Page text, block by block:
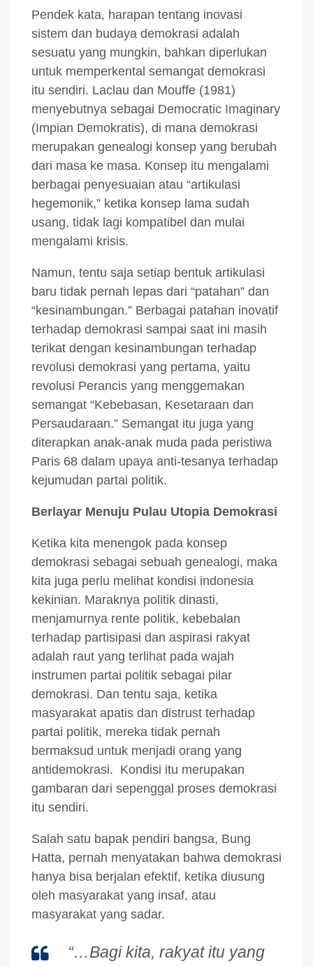
Pendek kata, harapan tentang inovasi
sistem dan budaya demokrasi adalah
sesuatu yang mungkin, bahkan diperlukan
untuk memperkental semangat demokrasi
itu sendiri. Laclau dan Mouffe (1981)
menyebutnya sebagai Democratic Imaginary
(Impian Demokratis), di mana demokrasi
merupakan genealogi konsep yang berubah
dari masa ke masa. Konsep itu mengalami
berbagai penyesuaian atau “artikulasi
hegemonik,” ketika konsep lama sudah
usang, tidak lagi kompatibel dan mulai
mengalami krisis.
Namun, tentu saja setiap bentuk artikulasi
baru tidak pernah lepas dari “patahan” dan
“kesinambungan.” Berbagai patahan inovatif
terhadap demokrasi sampai saat ini masih
terikat dengan kesinambungan terhadap
revolusi demokrasi yang pertama, yaitu
revolusi Perancis yang menggemakan
semangat “Kebebasan, Kesetaraan dan
Persaudaraan.” Semangat itu juga yang
diterapkan anak-anak muda pada peristiwa
Paris 68 dalam upaya anti-tesanya terhadap
kejumudan partai politik.
Berlayar Menuju Pulau Utopia Demokrasi
Ketika kita menengok pada konsep
demokrasi sebagai sebuah genealogi, maka
kita juga perlu melihat kondisi indonesia
kekinian. Maraknya politik dinasti,
menjamurnya rente politik, kebebalan
terhadap partisipasi dan aspirasi rakyat
adalah raut yang terlihat pada wajah
instrumen partai politik sebagai pilar
demokrasi. Dan tentu saja, ketika
masyarakat apatis dan distrust terhadap
partai politik, mereka tidak pernah
bermaksud untuk menjadi orang yang
antidemokrasi. Kondisi itu merupakan
gambaran dari sepenggal proses demokrasi
itu sendiri.
Salah satu bapak pendiri bangsa, Bung
Hatta, pernah menyatakan bahwa demokrasi
hanya bisa berjalan efektif, ketika diusung
oleh masyarakat yang insaf, atau
masyarakat yang sadar.
“…Bagi kita, rakyat itu yang